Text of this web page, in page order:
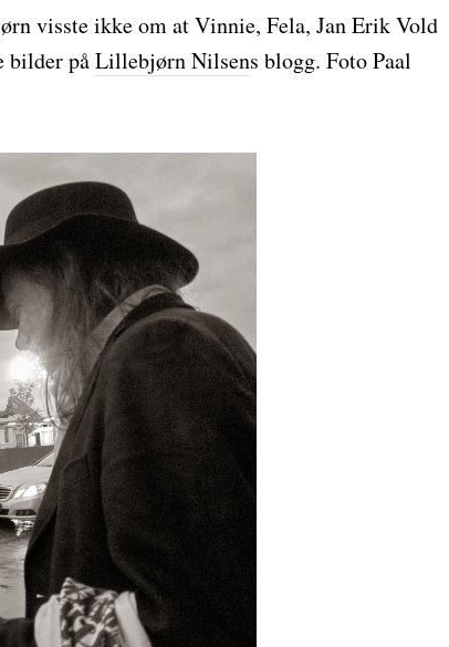
visste ikke om at Vinnie, Fela, Jan Erik Vold
bilder påLillebjørn Nilsens blogg. Foto Paal